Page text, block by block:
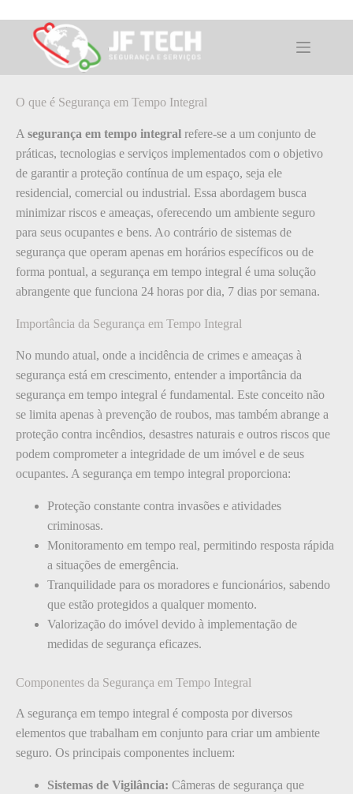
para
conteúdoO que é Segurança em Tempo Integral
O que é Segurança em Tempo Integral
A segurança em tempo integral refere-se a um conjunto de
práticas, tecnologias e serviços implementados com o objetivo
de garantir a proteção contínua de um espaço, seja ele
residencial, comercial ou industrial. Essa abordagem busca
minimizar riscos e ameaças, oferecendo um ambiente seguro
para seus ocupantes e bens. Ao contrário de sistemas de
segurança que operam apenas em horários específicos ou de
forma pontual, a segurança em tempo integral é uma solução
abrangente que funciona 24 horas por dia, 7 dias por semana.
Importância da Segurança em Tempo Integral
No mundo atual, onde a incidência de crimes e ameaças à
segurança está em crescimento, entender a importância da
segurança em tempo integral é fundamental. Este conceito não
se limita apenas à prevenção de roubos, mas também abrange a
proteção contra incêndios, desastres naturais e outros riscos que
podem comprometer a integridade de um imóvel e de seus
ocupantes. A segurança em tempo integral proporciona:
Proteção constante contra invasões e atividades
criminosas.
Monitoramento em tempo real, permitindo resposta rápida
a situações de emergência.
Tranquilidade para os moradores e funcionários, sabendo
que estão protegidos a qualquer momento.
Valorização do imóvel devido à implementação de
medidas de segurança eficazes.
Componentes da Segurança em Tempo Integral
A segurança em tempo integral é composta por diversos
elementos que trabalham em conjunto para criar um ambiente
seguro. Os principais componentes incluem:
Sistemas de Vigilância: Câmeras de segurança que